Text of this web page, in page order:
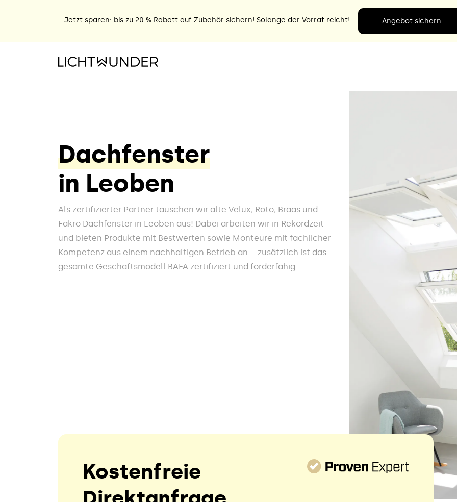
Jetzt sparen: bis zu 20 % Rabatt auf Zubehör sichern! Solange der Vorrat reicht! Angebot sichern
Dachfenster
in Leoben
Als zertifizierter Partner tauschen wir alte Velux, Roto, Braas und
Fakro Dachfenster in Leoben aus! Dabei arbeiten wir in Rekordzeit
und bieten Produkte mit Bestwerten sowie Monteure mit fachlicher
Kompetenz aus einem nachhaltigen Betrieb an – zusätzlich ist das
gesamte Geschäftsmodell BAFA zertifiziert und förderfähig.
Kostenfreie